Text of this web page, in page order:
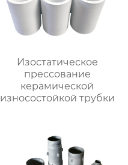
Изостатическое
прессование
керамической
износостойкой трубки